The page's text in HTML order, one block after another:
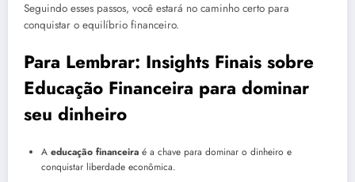
Seguindo esses passos, você estará no caminho certo para
conquistar o equilíbrio financeiro.
Para Lembrar: Insights Finais sobre
Educação Financeira para dominar
seu dinheiro
A educação financeira é a chave para dominar o dinheiro e
conquistar liberdade econômica.